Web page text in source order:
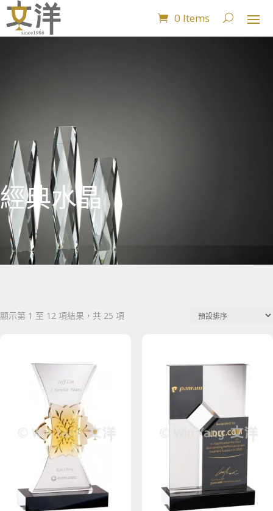
0 Items
經典水晶
顯示第 1 至 12 項結果，共 25 項